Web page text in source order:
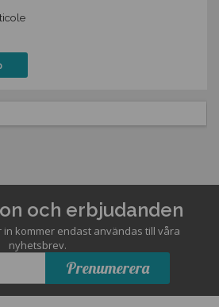
och erbjudanden
kommer endast användas till våra
nyhetsbrev.
Prenumerera